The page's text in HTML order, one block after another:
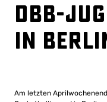
DBB-
in
Am letzten